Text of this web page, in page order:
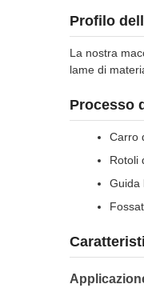
Profilo
La nostra
lame di
Processo
Carro
Rotoli
Guida